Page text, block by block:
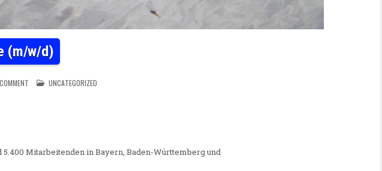
(m/w/d)
ON FACHARZT UROLOGIE (M/W/D)
POSTED IN
UNCATEGORIZED
Mitarbeitenden in Bayern, Baden-Württemberg und